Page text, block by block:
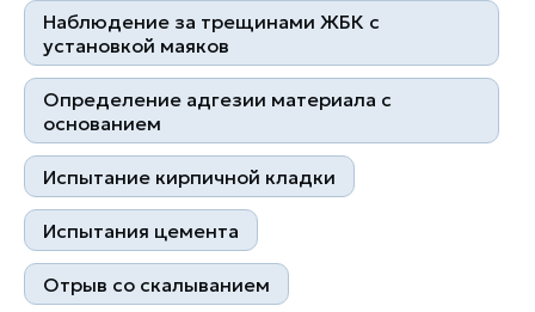
Наблюдение за трещинами ЖБК с
установкой маяков
Определение адгезии материала с
основанием
Испытание кирпичной кладки
Испытания цемента
Отрыв со скалыванием
Более 1000 клиентов
10 лет успешной работы
Контакты
+7 (495) 178 04 89